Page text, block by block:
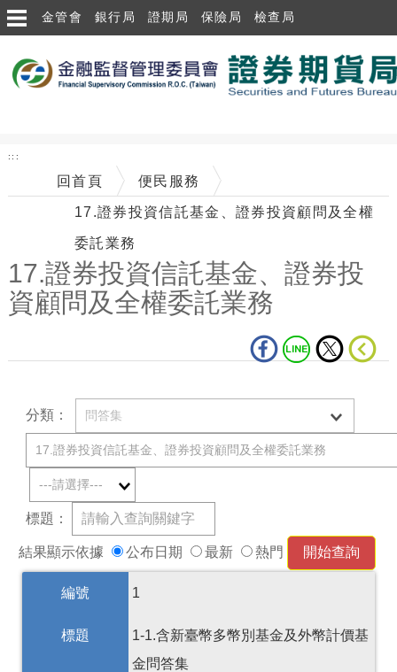
跳到主要內容區塊
金管會 銀行局 證期局 保險局 檢查局
:::
回首頁 便民服務
17.證券投資信託基金、證券投資顧問及全權
委託業務
17.證券投資信託基金、證券投
資顧問及全權委託業務
分類：
標題：
結果顯示依據 公布日期 最新 熱門
編號 1
標題
1-1.含新臺幣多幣別基金及外幣計價基
金問答集